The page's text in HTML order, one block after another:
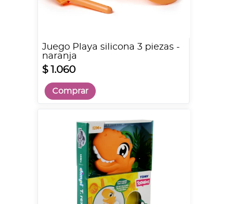
Juego Playa silicona 3 piezas -
naranja
$ 1.060
Comprar